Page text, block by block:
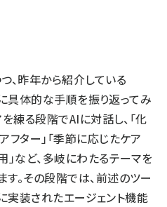
、昨年から紹介している
体的な手順を振り返ってみ
を練る段階でAIに対話し、「化
フター」「季節に応じたケア
」など、多岐にわたるテーマを
。その段階では、前述のツー
実装されたエージェント機能